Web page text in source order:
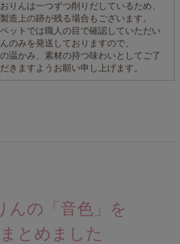
りんは一つずつ削りだしているため、
造上の跡が残る場合もございます。
ットでは職人の目で確認していただい
のみを発送しておりますので、
温かみ、素材の持つ味わいとしてご了
きますようお願い申し上げます。
んの「音色」を
とめました